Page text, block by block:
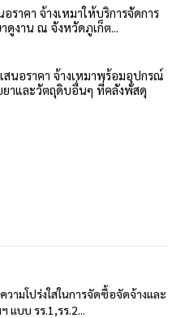
ราคา จ้างเหมาให้บริการจัดการ
ดูงาน ณ จังหวัดภูเก็ต...
สนอราคา จ้างเหมาพร้อมอุปกรณ์
ยาและวัตถุดิบอื่นๆ ที่คลังพัสดุ
วามโปร่งใสในการจัดซื้อจัดจ้างและ
แบบ รร.1,รร.2...